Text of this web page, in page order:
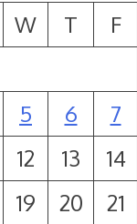
W T F
5 6 7
12 13 14
19 20 21